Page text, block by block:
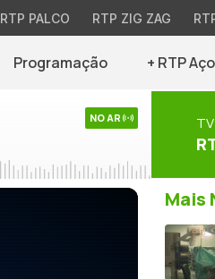
RTP PALCO RTP ZIG ZAG
Programação + RTP
NO AR TV
Mais